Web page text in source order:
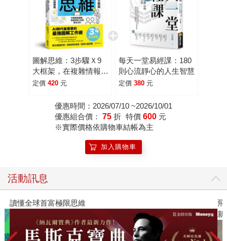
圖解思維：3步驟Ｘ9
大框架，在複雜情報中
理清問題關鍵，AI時代
定價 420 元
每天一堂易經課：180
則心流靜心的人生智慧
定價 380 元
優惠時間：2026/07/10 ~2026/10/01
優惠組合價： 75 折 特價 600 元
※實際價格依購物車結帳為主
加入購物車
活動訊息
讀懂全球首富極限思維
飛
新